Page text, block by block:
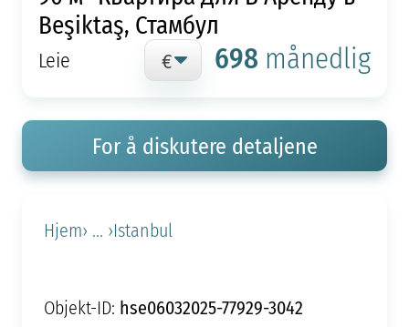
Beşiktaş, Стамбул
Leie 698 månedlig
For å diskutere detaljene
Hjem› ... ›Istanbul
Objekt-ID: hse06032025-77929-3042